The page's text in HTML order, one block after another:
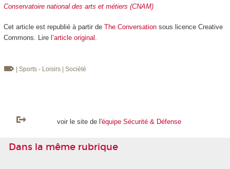
Conservatoire national des arts et métiers (CNAM)
Cet article est republié à partir de The Conversationsous licence Creative
Commons. Lire l’article original .
| Sports - Loisirs | Société
voir le site de l'équipe Sécurité & Défense
Dans la même rubrique